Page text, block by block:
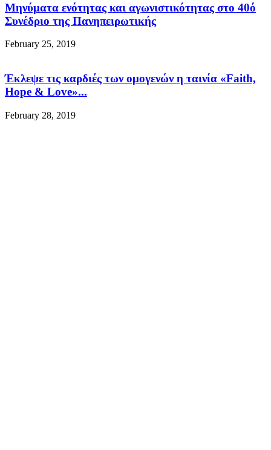
Μηνύματα ενότητας και αγωνιστικότητας στο 40ό
Συνέδριο της Πανηπειρωτικής
February 25, 2019
Έκλεψε τις καρδιές των ομογενών η ταινία «Faith,
Hope & Love»...
February 28, 2019